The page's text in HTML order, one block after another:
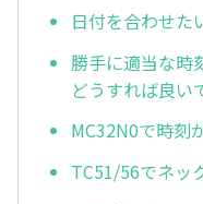
日付を合わせた
勝手に適当な時
どうすれば良い
MC32N0で時刻
TC51/56でネッ